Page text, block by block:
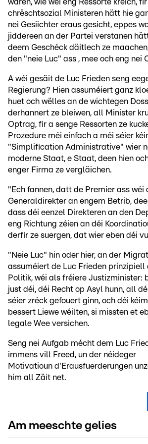
waren, wie wéi eng Ressorte kréich,
chrëschtsozial Ministeren hätt hie
nei Gesiichter eraus gesicht, eppes
jiddereen an der Partei verstanen
deem Geschéck däitlech ze
den "neie Luc" ass , mee och eng nei
A wéi gesäit de Luc Frieden seng
Regierung? Hien assuméiert ganz
huet och wëlles an de wichtegen
derhannert ze bleiwen, all Minister
Optrag, fir a senge Ressorten ze
Prozedure méi einfach a méi séier
"Simplification Administrative" wier
moderne Staat, e Staat, deen hien
enger Firma ze vergläichen.
"Ech fannen, datt de Premier ass wéi
Generaldirekter an engem Betrib,
dass déi eenzel Direkteren an den
eng Richtung zéien an déi
derfir ze suergen, dat wier eben déi
"Neie Luc" hin oder hier, an der
assuméiert de Luc Frieden prinzipiell
Politik, wéi als fréiere Justizminister:
just déi, déi Recht op Asyl hunn, all
séier zréck gefouert ginn, och déi
bessert Liewe wéilten, si missten et
legale Wee versichen.
Seng nei Aufgab mécht dem Luc
immens vill Freed, un der néideger
Motivatioun d'Erausfuerderungen
him all Zäit net.
Am meeschte gelies